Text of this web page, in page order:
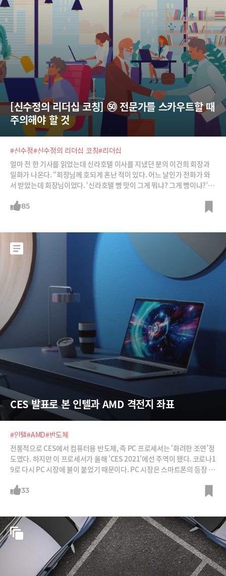
[신수정의 리더십 코칭] ㊿ 전문가를 스카우트할 때
주의해야 할 것
#신수정#신수정의 리더십 코칭#리더십
얼마 전 한 기사를 읽었는데 신라호텔 이사를 지냈던 분의 이건희 회장과
일화가 나온다. “회장님께 호되게 혼난 적이 있다. 어느 날인가 전화가 와
서 받았는데 회장님이었다. ‘신라호텔 빵 맛이 그게 뭐냐? 그게 빵이냐?’라
리티를 높이기 위해서 캐나다 밀가루를 쓰고, 발효 등 공정과정, 수증기의
85
CES 발표로 본 인텔과 AMD 격전지 좌표
#인텔#AMD#반도체
전통적으로 CES에서 컴퓨터용 반도체, 즉 PC 프로세서는 '화려한 조연'정
도였다. 하지만 이 프로세서가 올해 'CES 2021'에선 주역이 됐다. 코로나1
9로 다시 PC 시장에 불이 붙었기 때문이다. PC 시장은 스마트폰의 등장 이
19가 이런 흐름을 확 바꿨다. 재택근무, 원격수업이 늘어나면서 PC 수요가
C)에 따르면 지난해 PC 출하량이 3억2000만대를 넘어섰다. 이는 2019년
대비 13% 늘어난 수치이다. 2014년 이후 6년만의 최대치다.IDC는 올해
PC 출하량은 더 늘 것으로 전망한다. 2022년부터는 다시 감소 추세에 들
어가겠지만, 여전히 매년 3억대 가량의 출하를 전망한다.라이언 리스 IDC
부사장은 "재택근무와 원격학습의 증가로 PC 수요가 늘어났지만 이는
33